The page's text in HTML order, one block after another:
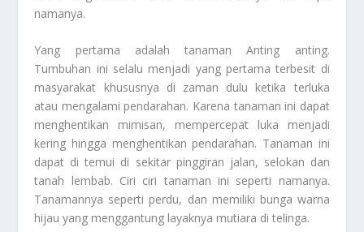
namanya.
Yang pertama adalah tanaman Anting anting.
Tumbuhan ini selalu menjadi yang pertama terbesit di
masyarakat khususnya di zaman dulu ketika terluka
atau mengalami pendarahan. Karena tanaman ini dapat
menghentikan mimisan, mempercepat luka menjadi
kering hingga menghentikan pendarahan. Tanaman ini
dapat di temui di sekitar pinggiran jalan, selokan dan
tanah lembab. Ciri ciri tanaman ini seperti namanya.
Tanamannya seperti perdu, dan memiliki bunga warna
hijau yang menggantung layaknya mutiara di telinga.